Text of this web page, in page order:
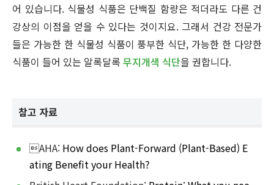
어 있습니다. 식물성 식품은 단백질 함량은 적더라도 다른 건
강상의 이점을 얻을 수 있다는 것이지요. 그래서 건강 전문가
들은 가능한 한 식물성 식품이 풍부한 식단, 가능한 한 다양한
식품이 들어 있는 알록달록 무지개색 식단을 권합니다.
참고 자료
AHA: How does Plant-Forward (Plant-Based) E
ating Benefit your Health?